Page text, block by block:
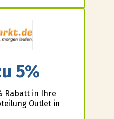
5%
Rabatt in Ihre
Outlet in